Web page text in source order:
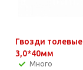
Гвозди толевые
3,0*40мм
Много